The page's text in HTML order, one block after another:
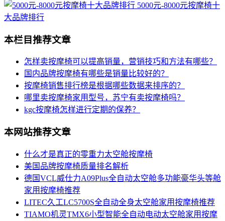
5000元-8000元按摩椅十
大品牌排行
本栏目推荐文章
怎样卖按摩椅可以提高销量，营销技巧和方法有哪些？
国内品牌按摩椅有哪些是销量比较好的？
按摩椅销售排行榜是根据哪些数据来排序的？
哪里卖按摩椅家用型号，苏宁有卖按摩椅吗？
kgc按摩椅怎样进行定期的保养？
本网站推荐文章
什么才是真正的零重力太空舱按摩椅
美国品牌按摩椅质量排名解析
德国VCL威仕力A09Plus全自动太空舱多功能豪华头等舱
家用按摩椅推荐
LITEC久工LC5700S全自动全身太空舱家用按摩椅推荐
TIAMO机灵TMX6小型智能全自动电动太空舱家用按摩